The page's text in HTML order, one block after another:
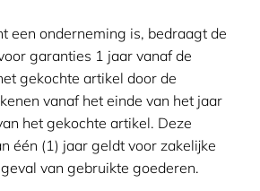
een onderneming is, bedraagt de
garanties 1 jaar vanaf de
gekochte artikel door de
vanaf het einde van het jaar
het gekochte artikel. Deze
één (1) jaar geldt voor zakelijke
van gebruikte goederen.